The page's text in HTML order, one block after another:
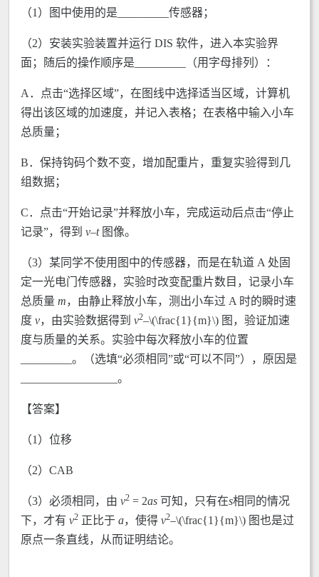
（1）图中使用的是_________传感器；
（2）安装实验装置并运行 DIS 软件，进入本实验界
面；随后的操作顺序是_________（用字母排列）：
A．点击“选择区域”，在图线中选择适当区域，计算机
得出该区域的加速度，并记入表格；在表格中输入小车
总质量；
B．保持钩码个数不变，增加配重片，重复实验得到几
组数据；
C．点击“开始记录”并释放小车，完成运动后点击“停止
记录”，得到 v–t图像。
（3）某同学不使用图中的传感器，而是在轨道 A 处固
定一光电门传感器，实验时改变配重片数目，记录小车
总质量 m，由静止释放小车，测出小车过 A 时的瞬时速
度 v，由实验数据得到 v2–\(\frac{1}{m}\) 图，验证加速
度与质量的关系。实验中每次释放小车的位置
_________。（选填“必须相同”或“可以不同”），原因是
_________________。
【答案】
（1）位移
（2）CAB
（3）必须相同，由 v2 = 2as 可知，只有在s相同的情况
下，才有 v2 正比于 a，使得 v2–\(\frac{1}{m}\) 图也是过
原点一条直线，从而证明结论。